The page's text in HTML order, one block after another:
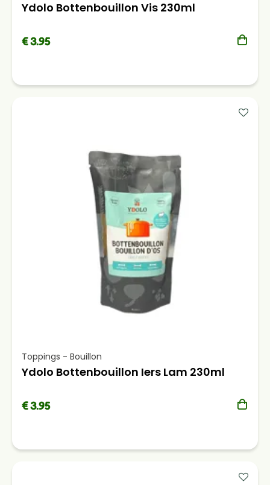
Ydolo Bottenbouillon Vis 230ml
€ 3.95
Toppings - Bouillon
Ydolo Bottenbouillon Iers Lam 230ml
€ 3.95